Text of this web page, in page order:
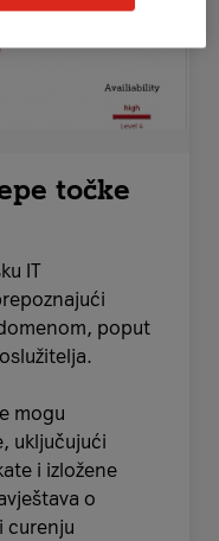
točke
IT
poput
mogu
uključujući
i izložene
o
curenju